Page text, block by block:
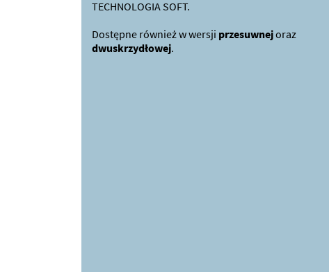
TECHNOLOGIA SOFT.
Dostępne również w wersji przesuwnejoraz
dwuskrzydłowej.